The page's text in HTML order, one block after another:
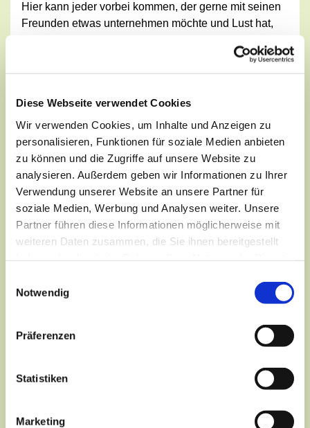
Diese Webseite verwendet Cookies
Wir verwenden Cookies, um Inhalte und Anzeigen zu
personalisieren, Funktionen für soziale Medien anbieten
zu können und die Zugriffe auf unsere Website zu
analysieren. Außerdem geben wir Informationen zu Ihrer
Verwendung unserer Website an unsere Partner für
soziale Medien, Werbung und Analysen weiter. Unsere
Partner führen diese Informationen möglicherweise mit
weiteren Daten zusammen, die Sie ihnen bereitgestellt
Notwendig
Präferenzen
Statistiken
Marketing
Hier kann jeder vorbei kommen, der gerne mit seinen
Freunden etwas unternehmen möchte und Lust hat,
wir bleiben drinnen, wo wir im ganzen Gemeindehaus